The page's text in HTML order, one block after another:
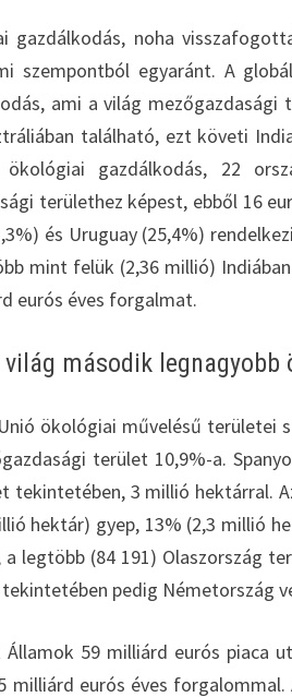
gazdálkodás, noha
szempontból egyaránt. A
ami a világ
található, ezt követi
ökológiai gazdálkodás, 22
területhez képest, ebből 16
és Uruguay (25,4%)
mint felük (2,36 millió)
eurós éves forgalmat.
világ második legnagyobb
ökológiai művelésű területei
terület 10,9%-a.
tekintetében, 3 millió hektárral.
hektár) gyep, 13% (2,3 millió
a legtöbb (84 191) Olaszország
pedig Németország
Államok 59 milliárd eurós piaca
milliárd eurós éves